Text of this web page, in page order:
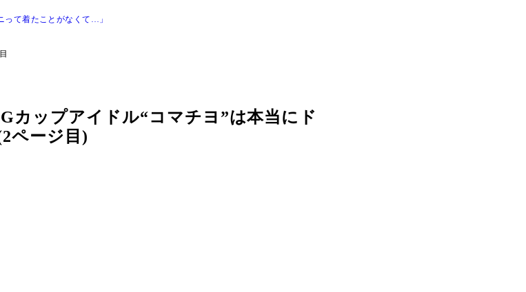
って着たことがなくて…」
カップアイドル“コマチヨ”は本当にド
ページ目)